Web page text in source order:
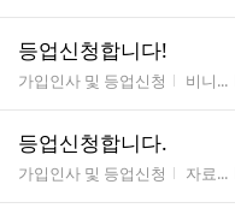
등업신청합니다!
게시판명
가입인사 및 등업신청 작성자
비니...
등업신청합니다.
게시판명
가입인사 및 등업신청 작성자
자료...